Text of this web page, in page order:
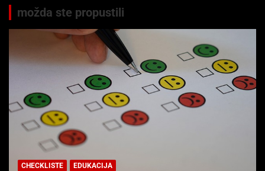
možda ste propustili
CHECKLISTE EDUKACIJA